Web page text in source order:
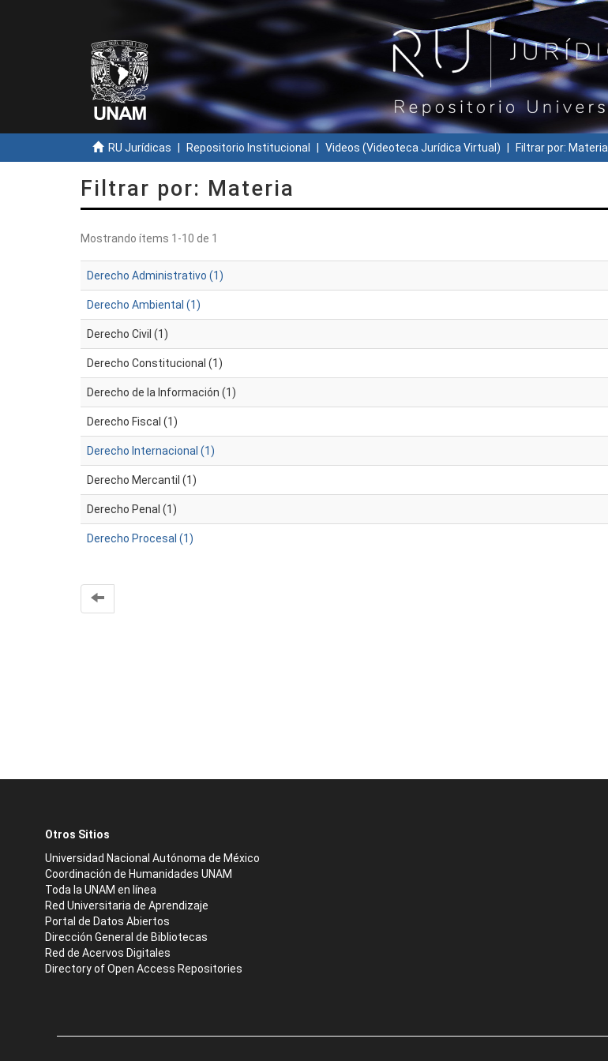
RU Jurídicas Repositorio Institucional Videos (Videoteca Jurídica Virtual) Filtrar por: Materia
Filtrar por: Materia
Mostrando ítems 1-10 de 1
Derecho Administrativo (1)
Derecho Ambiental (1)
Derecho Civil (1)
Derecho Constitucional (1)
Derecho de la Información (1)
Derecho Fiscal (1)
Derecho Internacional (1)
Derecho Mercantil (1)
Derecho Penal (1)
Derecho Procesal (1)
Otros Sitios
Universidad Nacional Autónoma de México
Coordinación de Humanidades UNAM
Toda la UNAM en línea
Red Universitaria de Aprendizaje
Portal de Datos Abiertos
Dirección General de Bibliotecas
Red de Acervos Digitales
Directory of Open Access Repositories